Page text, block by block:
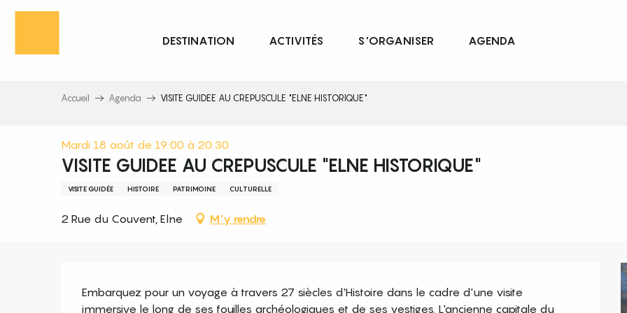
Aller
principal
DESTINATION ACTIVITÉS S'ORGANISER AGENDA
Accueil Agenda VISITE GUIDEE AU CREPUSCULE "ELNE HISTORIQUE"
Mardi 18 août de 19:00 à 20:30
VISITE GUIDEE AU CREPUSCULE "ELNE HISTORIQUE"
VISITE GUIDÉE HISTOIRE PATRIMOINE CULTURELLE
2 Rue du Couvent, Elne M'y rendre
Description
Embarquez pour un voyage à travers 27 siècles d'Histoire dans le cadre d'une visite
immersive le long de ses fouilles archéologiques et de ses vestiges. L'ancienne capitale du